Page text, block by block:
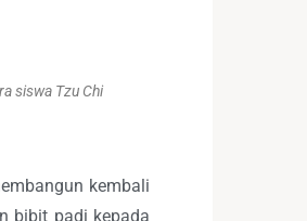
siswa Tzu Chi
kembali
bibit padi kepada